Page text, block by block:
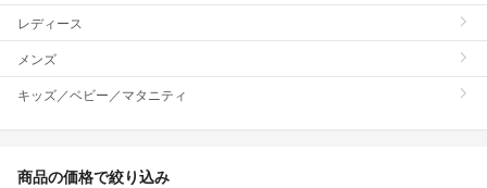
レディース
メンズ
キッズ／ベビー／マタニティ
商品の価格で絞り込み